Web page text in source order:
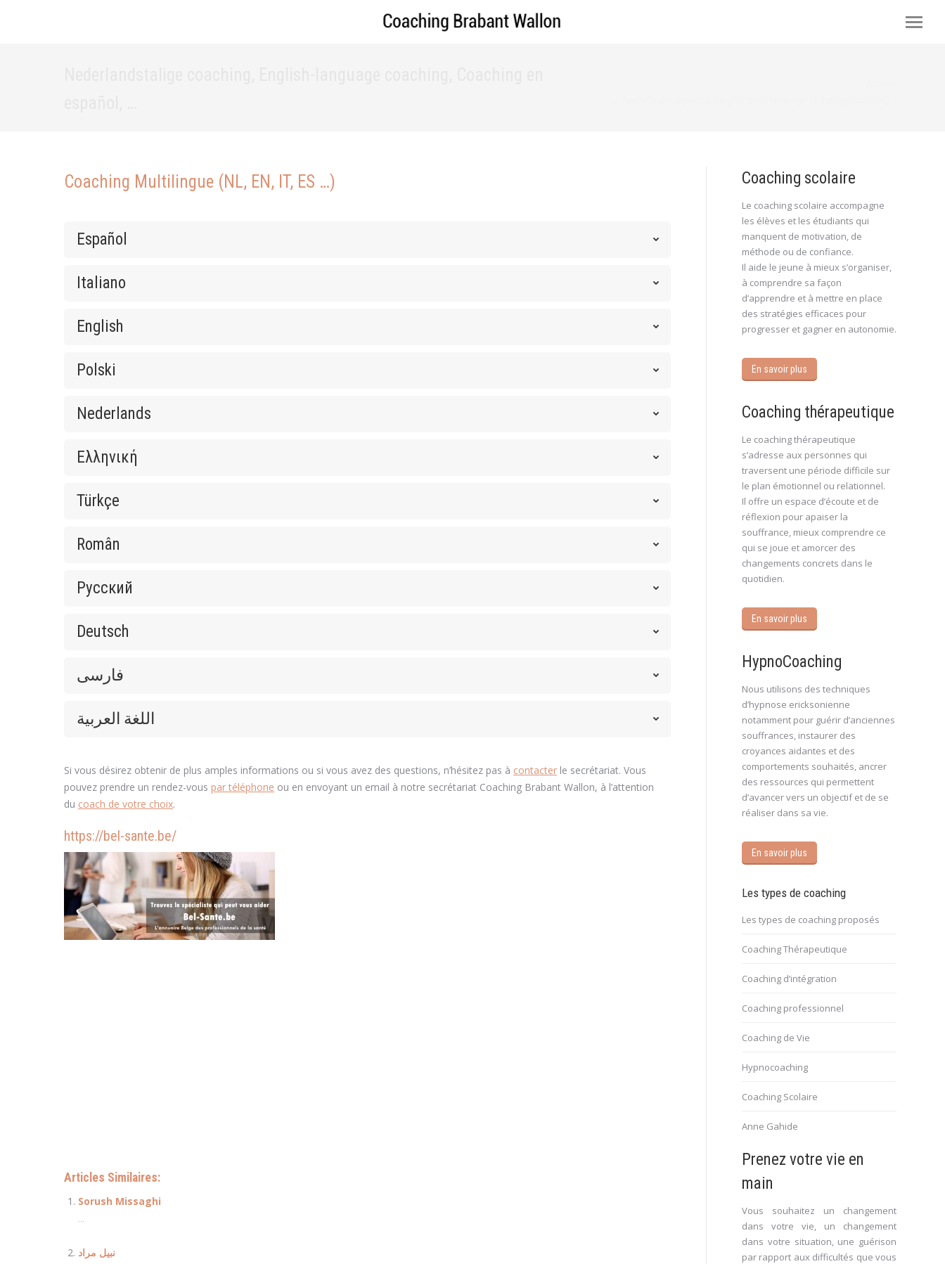
Coaching Multilingue (NL, EN, IT, ES …)
Español
Italiano
English
Polski
Nederlands
Ελληνική
Türkçe
Român
Русский
Deutsch
فارسی
اللغة العربية
Si vous désirez obtenir de plus amples informations ou si vous avez des questions, n’hésitez pas à contacter le secrétariat. Vous
pouvez prendre un rendez-vous par téléphone ou en envoyant un email à notre secrétariat Coaching Brabant Wallon, à l’attention
du coach de votre choix.
https://bel-sante.be/
Articles Similaires:
Sorush Missaghi
...
نبيل مراد
Coaching scolaire
Le coaching scolaire accompagne
les élèves et les étudiants qui
manquent de motivation, de
méthode ou de confiance.
Il aide le jeune à mieux s’organiser,
à comprendre sa façon
d’apprendre et à mettre en place
des stratégies efficaces pour
progresser et gagner en autonomie.
En savoir plus
Coaching thérapeutique
Le coaching thérapeutique
s’adresse aux personnes qui
traversent une période difficile sur
le plan émotionnel ou relationnel.
Il offre un espace d’écoute et de
réflexion pour apaiser la
souffrance, mieux comprendre ce
qui se joue et amorcer des
changements concrets dans le
quotidien.
En savoir plus
HypnoCoaching
Nous utilisons des techniques
d’hypnose ericksonienne
notamment pour guérir d’anciennes
souffrances, instaurer des
croyances aidantes et des
comportements souhaités, ancrer
des ressources qui permettent
d’avancer vers un objectif et de se
réaliser dans sa vie.
En savoir plus
Les types de coaching
Les types de coaching proposés
Coaching Thérapeutique
Coaching d’intégration
Coaching professionnel
Coaching de Vie
Hypnocoaching
Coaching Scolaire
Anne Gahide
Prenez votre vie en
main
Vous souhaitez un changement
dans votre vie, un changement
dans votre situation, une guérison
par rapport aux difficultés que vous